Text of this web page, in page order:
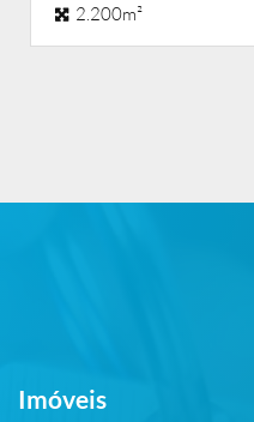
2.200m²
Imóveis